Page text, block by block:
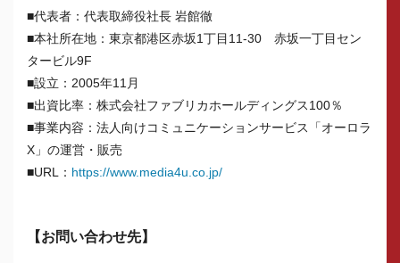
■代表者：代表取締役社長 岩館徹
■本社所在地：東京都港区赤坂1丁目11-30 赤坂一丁目セン
タービル9F
■設立：2005年11月
■出資比率：株式会社ファブリカホールディングス100％
■事業内容：法人向けコミュニケーションサービス「オーロラ
X」の運営・販売
■URL： https://www.media4u.co.jp/
【お問い合わせ先】